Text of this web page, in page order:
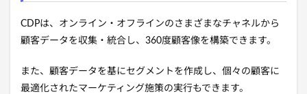
CDPは、 オンライン・オフラインのさまざまなチャネルから
顧客データを収集・統合し、 360度顧客像を構築できます。
また、 顧客データを基にセグメントを作成し、 個々の顧客に
最適化されたマーケティング施策の実行もできます。